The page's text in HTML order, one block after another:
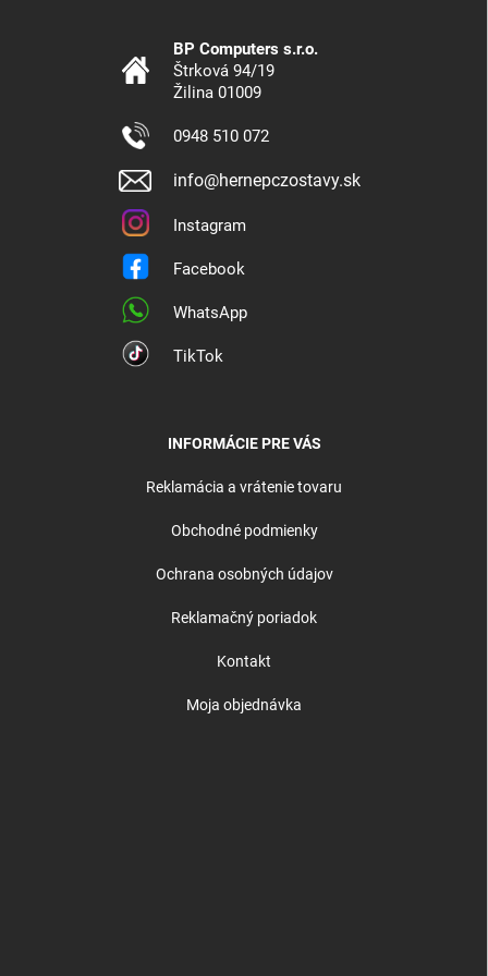
BP Computers s.r.o.
Štrková 94/19
Žilina 01009
0948 510 072
info@hernepczostavy.sk
Instagram
Facebook
WhatsApp
TikTok
INFORMÁCIE PRE VÁS
Reklamácia a vrátenie tovaru
Obchodné podmienky
Ochrana osobných údajov
Reklamačný poriadok
Kontakt
Moja objednávka